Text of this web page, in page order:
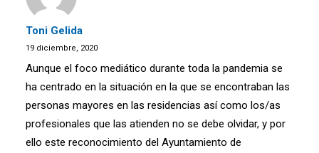
Toni Gelida
19 diciembre, 2020
Aunque el foco mediático durante toda la pandemia se
ha centrado en la situación en la que se encontraban las
personas mayores en las residencias así como los/as
profesionales que las atienden no se debe olvidar, y por
ello este reconocimiento del Ayuntamiento de